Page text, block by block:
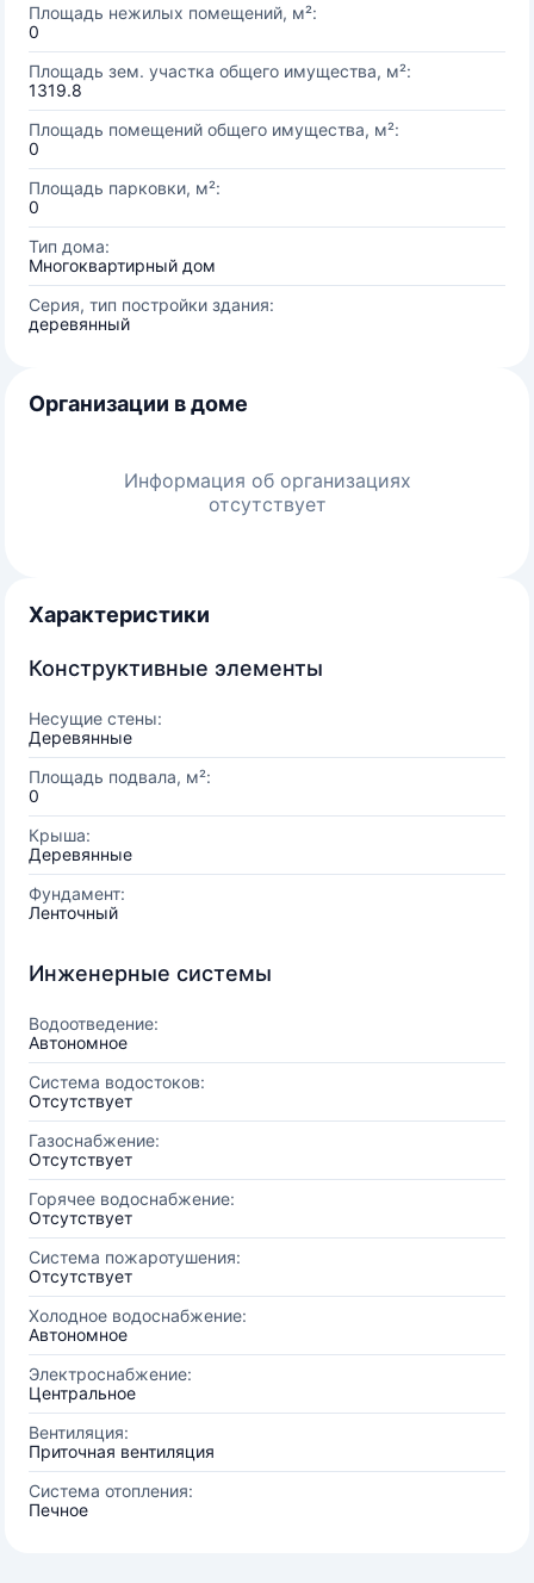
Площадь нежилых помещений, м²:
0
Площадь зем. участка общего имущества, м²:
1319.8
Площадь помещений общего имущества, м²:
0
Площадь парковки, м²:
0
Тип дома:
Многоквартирный дом
Серия, тип постройки здания:
деревянный
Организации в доме
Информация об организациях
отсутствует
Характеристики
Конструктивные элементы
Несущие стены:
Деревянные
Площадь подвала, м²:
0
Крыша:
Деревянные
Фундамент:
Ленточный
Инженерные системы
Водоотведение:
Автономное
Система водостоков:
Отсутствует
Газоснабжение:
Отсутствует
Горячее водоснабжение:
Отсутствует
Система пожаротушения:
Отсутствует
Холодное водоснабжение:
Автономное
Электроснабжение:
Центральное
Вентиляция:
Приточная вентиляция
Система отопления:
Печное